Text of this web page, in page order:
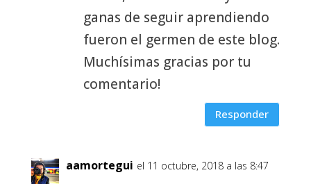
ganas de seguir aprendiendo
fueron el germen de este blog.
Muchísimas gracias por tu
comentario!
Responder
aamortegui el 11 octubre, 2018 a las 8:47